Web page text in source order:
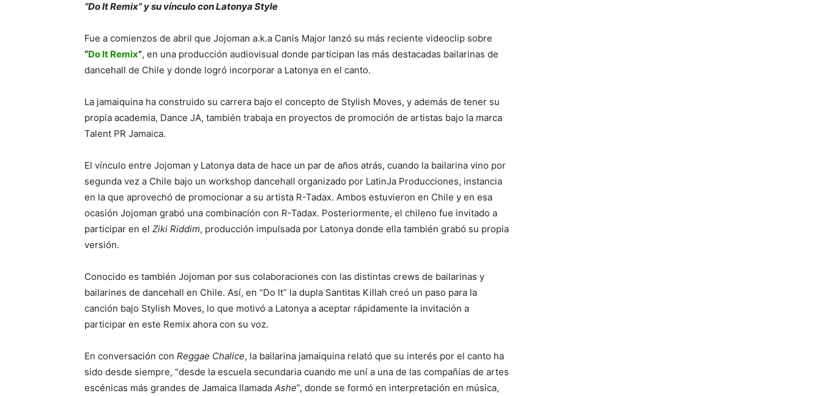
“Do It Remix” y su vínculo con Latonya Style
Fue a comienzos de abril que Jojoman a.k.a Canis Major lanzó su más reciente videoclip sobre
“Do It Remix”, en una producción audiovisual donde participan las más destacadas bailarinas de
dancehall de Chile y donde logró incorporar a Latonya en el canto.
La jamaiquina ha construido su carrera bajo el concepto de Stylish Moves, y además de tener su
propia academia, Dance JA, también trabaja en proyectos de promoción de artistas bajo la marca
Talent PR Jamaica.
El vínculo entre Jojoman y Latonya data de hace un par de años atrás, cuando la bailarina vino por
segunda vez a Chile bajo un workshop dancehall organizado por LatinJa Producciones, instancia
en la que aprovechó de promocionar a su artista R-Tadax. Ambos estuvieron en Chile y en esa
ocasión Jojoman grabó una combinación con R-Tadax. Posteriormente, el chileno fue invitado a
participar en el Ziki Riddim, producción impulsada por Latonya donde ella también grabó su propia
versión.
Conocido es también Jojoman por sus colaboraciones con las distintas crews de bailarinas y
bailarines de dancehall en Chile. Así, en “Do It” la dupla Santitas Killah creó un paso para la
canción bajo Stylish Moves, lo que motivó a Latonya a aceptar rápidamente la invitación a
participar en este Remix ahora con su voz.
En conversación con Reggae Chalice, la bailarina jamaiquina relató que su interés por el canto ha
sido desde siempre, “desde la escuela secundaria cuando me uní a una de las compañías de artes
escénicas más grandes de Jamaica llamada Ashe”, donde se formó en interpretación en música,